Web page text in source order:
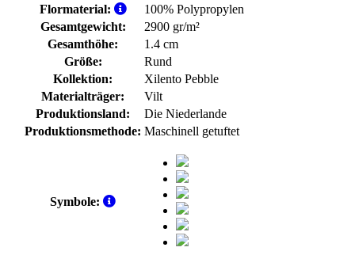
Flormaterial:
100% Polypropylen
Gesamtgewicht:
2900 gr/m²
Gesamthöhe:
1.4 cm
Größe:
Rund
Kollektion:
Xilento Pebble
Materialträger:
Vilt
Produktionsland:
Die Niederlande
Produktionsmethode: Maschinell getuftet
Symbole: